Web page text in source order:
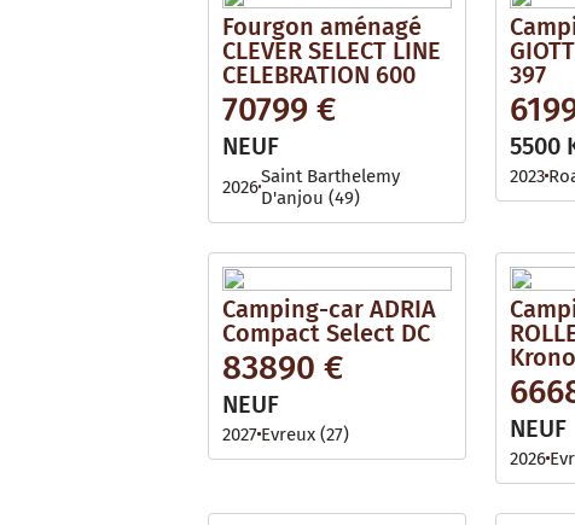
Fourgon aménagé
CLEVER SELECT LINE
CELEBRATION 600
70799 €
NEUF
2026Saint Barthelemy
D'anjou (49)
397
5500
2023
Camping-car ADRIA
Compact Select DC
83890 €
NEUF
2027 Evreux (27) NEUF
2026